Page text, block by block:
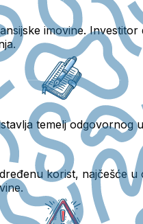
imovine.Investitor
temelj odgovornog
korist, najčešće u